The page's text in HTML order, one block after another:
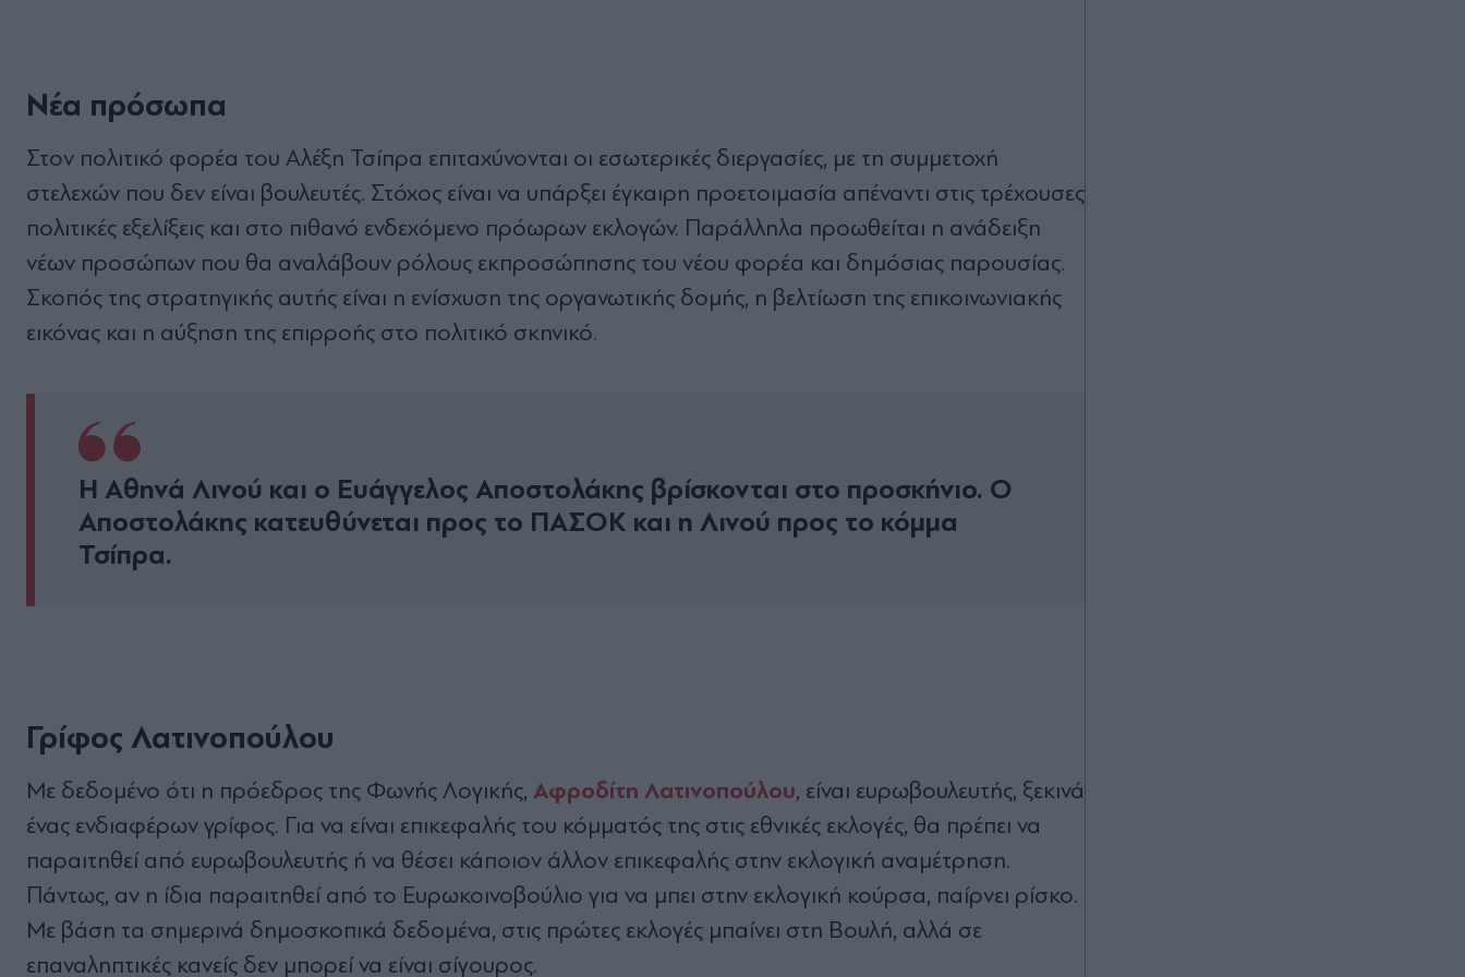
Νέα πρόσωπα
Στον πολιτικό φορέα του Αλέξη Τσίπρα επιταχύνονται οι εσωτερικές διεργασίες, µε τη συµµετοχή
στελεχών που δεν είναι βουλευτές. Στόχος είναι να υπάρξει έγκαιρη προετοιµασία απέναντι στις τρέχουσες
πολιτικές εξελίξεις και στο πιθανό ενδεχόµενο πρόωρων εκλογών. Παράλληλα προωθείται η ανάδειξη
νέων προσώπων που θα αναλάβουν ρόλους εκπροσώπησης του νέου φορέα και δηµόσιας παρουσίας.
Σκοπός της στρατηγικής αυτής είναι η ενίσχυση της οργανωτικής δοµής, η βελτίωση της επικοινωνιακής
εικόνας και η αύξηση της επιρροής στο πολιτικό σκηνικό.
Η Αθηνά Λινού και ο Ευάγγελος Αποστολάκης βρίσκονται στο προσκήνιο. Ο
Αποστολάκης κατευθύνεται προς το ΠΑΣΟΚ και η Λινού προς το κόµµα
Τσίπρα.
Γρίφος Λατινοπούλου
Με δεδοµένο ότι η πρόεδρος της Φωνής Λογικής, Αφροδίτη Λατινοπούλου, είναι ευρωβουλευτής, ξεκινά
ένας ενδιαφέρων γρίφος. Για να είναι επικεφαλής του κόµµατός της στις εθνικές εκλογές, θα πρέπει να
παραιτηθεί από ευρωβουλευτής ή να θέσει κάποιον άλλον επικεφαλής στην εκλογική αναµέτρηση.
Πάντως, αν η ίδια παραιτηθεί από το Ευρωκοινοβούλιο για να µπει στην εκλογική κούρσα, παίρνει ρίσκο.
Με βάση τα σηµερινά δηµοσκοπικά δεδοµένα, στις πρώτες εκλογές µπαίνει στη Βουλή, αλλά σε
επαναληπτικές κανείς δεν µπορεί να είναι σίγουρος.